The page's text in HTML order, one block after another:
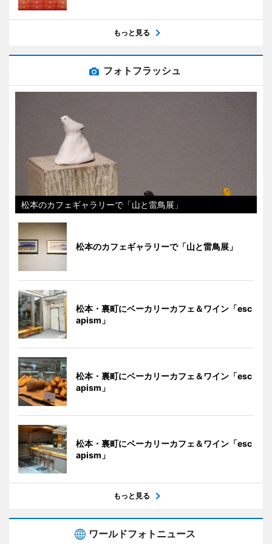
もっと見る
フォトフラッシュ
松本のカフェギャラリーで「山と雷鳥展」
松本のカフェギャラリーで「山と雷鳥展」
松本・裏町にベーカリーカフェ＆ワイン「esc
apism」
松本・裏町にベーカリーカフェ＆ワイン「esc
apism」
松本・裏町にベーカリーカフェ＆ワイン「esc
apism」
もっと見る
ワールドフォトニュース